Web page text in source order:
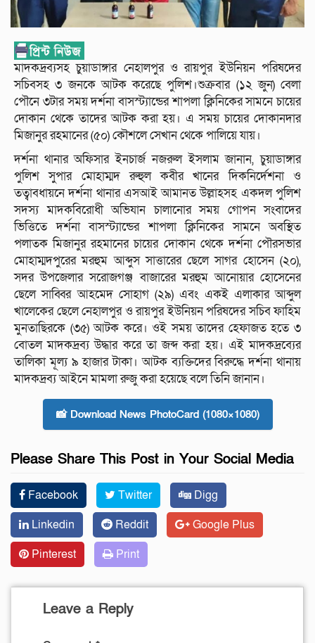
মাদকদ্রব্যসহ চুয়াডাঙ্গার নেহালপুর ও রায়পুর ইউনিয়ন পরিষদের
সচিবসহ ৩ জনকে আটক করেছে পুলিশ।শুক্রবার (১২ জুন) বেলা
পৌনে ৩টার সময় দর্শনা বাসস্ট্যান্ডের শাপলা ক্লিনিকের সামনে চায়ের
দোকান থেকে তাদের আটক করা হয়। এ সময় চায়ের দোকানদার
মিজানুর রহমানের (৫০) কৌশলে সেখান থেকে পালিয়ে যায়।
দর্শনা থানার অফিসার ইনচার্জ নজরুল ইসলাম জানান, চুয়াডাঙ্গার
পুলিশ সুপার মোহাম্মদ রুহুল কবীর খানের দিকনির্দেশনা ও
তত্বাবধায়নে দর্শনা থানার এসআই আমানত উল্লাহসহ একদল পুলিশ
সদস্য মাদকবিরোধী অভিযান চালানোর সময় গোপন সংবাদের
ভিত্তিতে দর্শনা বাসস্ট্যান্ডের শাপলা ক্লিনিকের সামনে অবস্থিত
পলাতক মিজানুর রহমানের চায়ের দোকান থেকে দর্শনা পৌরসভার
মোহাম্মদপুরের মরহুম আব্দুস সাত্তারের ছেলে সাগর হোসেন (২০),
সদর উপজেলার সরোজগঞ্জ বাজারের মরহুম আনোয়ার হোসেনের
ছেলে সাব্বির আহমেদ সোহাগ (২৯) এবং একই এলাকার আব্দুল
খালেকের ছেলে নেহালপুর ও রায়পুর ইউনিয়ন পরিষদের সচিব ফাহিম
মুনতাছিরকে (৩৫) আটক করে। ওই সময় তাদের হেফাজত হতে ৩
বোতল মাদকদ্রব্য উদ্ধার করে তা জব্দ করা হয়। এই মাদকদ্রব্যের
তালিকা মূল্য ৯ হাজার টাকা। আটক ব্যক্তিদের বিরুদ্ধে দর্শনা থানায়
মাদকদ্রব্য আইনে মামলা রুজু করা হয়েছে বলে তিনি জানান।
📸 Download News PhotoCard (1080×1080)
Please Share This Post in Your Social Media
Facebook Twitter
Digg
Linkedin
Reddit
Google Plus
Pinterest
Print
Leave a Reply